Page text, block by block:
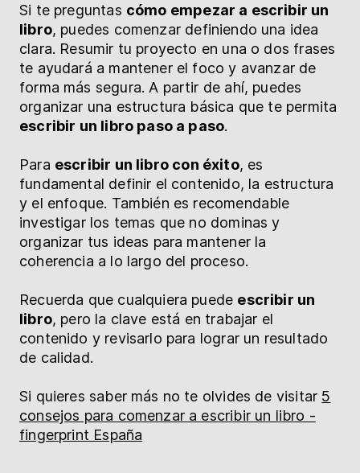
Si te preguntas cómo empezar a escribir un
libro, puedes comenzar definiendo una idea
clara. Resumir tu proyecto en una o dos frases
te ayudará a mantener el foco y avanzar de
forma más segura. A partir de ahí, puedes
organizar una estructura básica que te permita
escribir un libro paso a paso.
Para escribir un libro con éxito, es
fundamental definir el contenido, la estructura
y el enfoque. También es recomendable
investigar los temas que no dominas y
organizar tus ideas para mantener la
coherencia a lo largo del proceso.
Recuerda que cualquiera puede escribir un
libro, pero la clave está en trabajar el
contenido y revisarlo para lograr un resultado
de calidad.
Si quieres saber más no te olvides de visitar 5
consejos para comenzar a escribir un libro -
fingerprint España